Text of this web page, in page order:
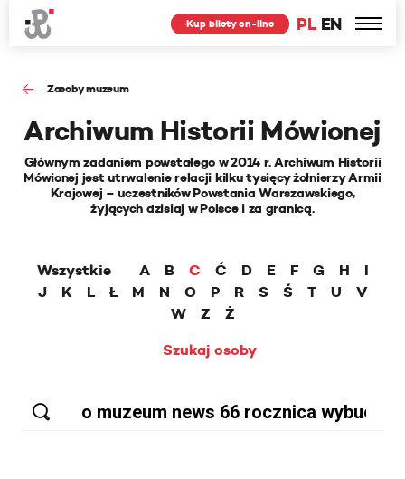
PL EN
Kup bilety on-line
Zasoby muzeum
Archiwum Historii Mówionej
Głównym zadaniem powstałego w 2014 r. Archiwum Historii
Mówionej jest utrwalenie relacji kilku tysięcy żołnierzy Armii
Krajowej – uczestników Powstania Warszawskiego,
żyjących dzisiaj w Polsce i za granicą.
Wszystkie A B C Ć D E F G H
I
J
K L Ł M N O P R S Ś T U
V
W
Z
Ż
Szukaj osoby